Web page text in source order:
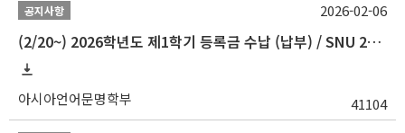
공지사항
(2/20~) 2026학년도 제1학기 등록금 수납 (납부) / SNU 26-1 Tuition fee payment notice
아시아언어문명학부 41104
2026-02-06